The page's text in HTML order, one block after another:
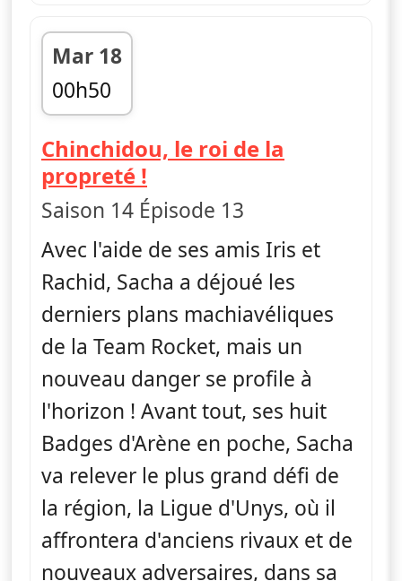
Mar 18
00h50
fin 01h10
Chinchidou, le roi de la
propreté !
Saison 14 Épisode 13
Avec l'aide de ses amis Iris et
Rachid, Sacha a déjoué les
derniers plans machiavéliques
de la Team Rocket, mais un
nouveau danger se profile à
l'horizon ! Avant tout, ses huit
Badges d'Arène en poche, Sacha
va relever le plus grand défi de
la région, la Ligue d'Unys, où il
affrontera d'anciens rivaux et de
nouveaux adversaires, dans sa